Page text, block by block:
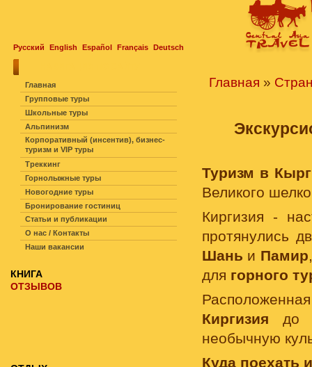
Русский English Español Français Deutsch
Главная »
Туризм в
Великого
Киргизия -
протянулись
Шань и Памир
для горного
Киргизия до
необычную
Куда поехать
Главная
Групповые туры
Школьные туры
Альпинизм
Корпоративный (инсентив), бизнес-
туризм и VIP туры
Треккинг
Горнолыжные туры
Новогодние туры
Бронирование гостиниц
Статьи и публикации
О нас / Контакты
Наши вакансии
КНИГА
ОТЗЫВОВ